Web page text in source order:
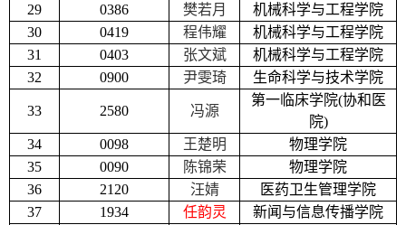
29
0386 樊若月
机械科学与工程学院
30
0419 程伟耀
机械科学与工程学院
31
0403 张文斌
机械科学与工程学院
32
0900 尹雯琦 生命科学与技术学院
33 2580 冯源
第一临床学院(协和医
院)
34
0098 王楚明
物理学院
35
0090 陈锦荣
物理学院
36
2120 汪婧
医药卫生管理学院
37
1934 任韵灵 新闻与信息传播学院